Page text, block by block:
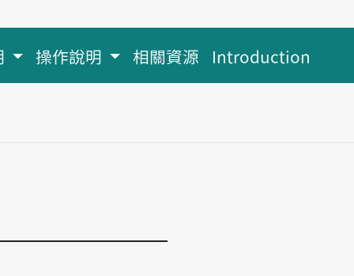
操作說明 相關資源 Introduction